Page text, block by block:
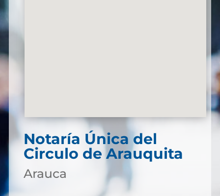
Notaría Única del
Circulo de Arauquita
Arauca